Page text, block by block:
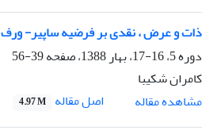
ذات و عرض ، نقدی بر فرضیه ساپیر- ورف
دوره 5، 16-17، بهار 1388، صفحه
39-56
کامران شکیبا
مشاهده مقاله
اصل مقاله 4.97 M